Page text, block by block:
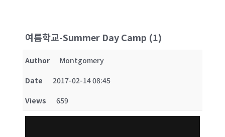
여름학교-Summer Day Camp (1)
Author
Montgomery
Date
2017-02-14 08:45
Views
659